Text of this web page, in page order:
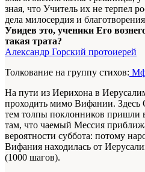
зная, что Учитель их не терпел
дела милосердия и
Увидев это, ученики Его
такая трата?
Александр Горский протоиерей
Толкование на группу стихов:
На пути из Иерихона в
проходить мимо Вифании. Здесь
тем толпы поклонников пришли
там, что чаемый Мессия
вероятности суббота: потому
Вифания находилась от
(1000 шагов).